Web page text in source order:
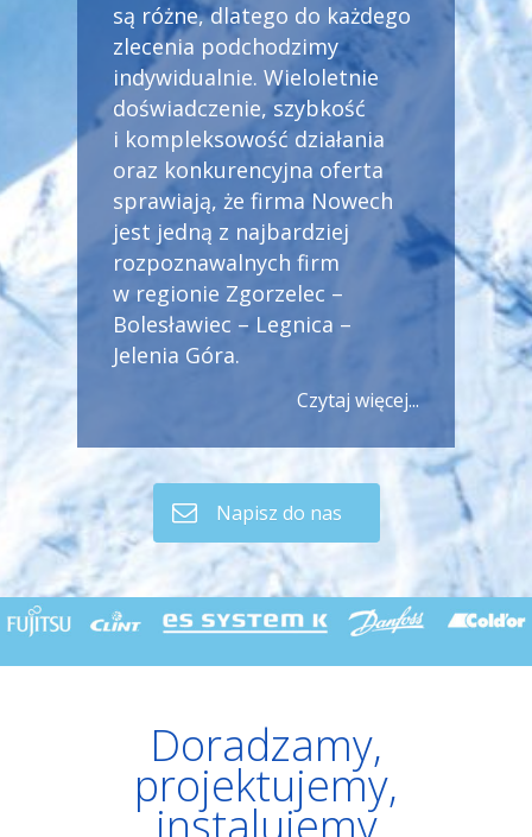
są różne, dlatego do każdego
zlecenia podchodzimy
indywidualnie. Wieloletnie
doświadczenie, szybkość
i kompleksowość działania
oraz konkurencyjna oferta
sprawiają, że firma Nowech
jest jedną z najbardziej
rozpoznawalnych firm
w regionie Zgorzelec –
Bolesławiec – Legnica –
Jelenia Góra.
Czytaj więcej...
Napisz do nas
Doradzamy,
projektujemy,
instalujemy